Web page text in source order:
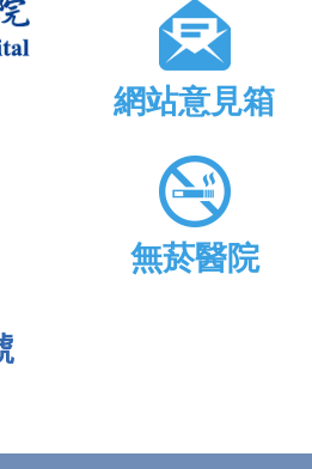
網站意見箱
無菸醫院